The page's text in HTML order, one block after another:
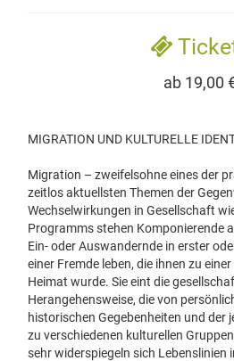
ab 19,00
MIGRATION UND KULTURELLE
Migration – zweifelsohne eines der
zeitlos aktuellsten Themen der
Wechselwirkungen in Gesellschaft
Programms stehen Komponierende
Ein- oder Auswandernde in erster
einer Fremde leben, die ihnen zu
Heimat wurde. Sie eint die
Herangehensweise, die von
historischen Gegebenheiten und der
zu verschiedenen kulturellen
sehr widerspiegeln sich Lebenslinien